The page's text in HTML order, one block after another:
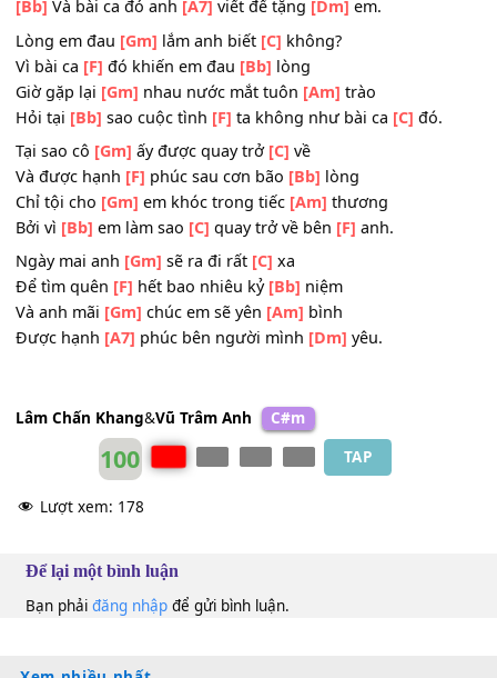
Cầu mong phương [Bb] xa em sẽ được[C]nghe
Những bài ca[A7]đó.
Người ơi xin[Dm]lỗi vì đã làm tổn
thương lòng em
[C]Ngàn lần xin lỗi cũng[F]
chẳng mang em về
Lòng em đau[Gm]lắm anh biết [C]không?
Vì bài ca[F]đó khiến em đau[Bb]lòng
Giờ gặp lại[Gm]nhau nước mắt tuôn [Am]trào
Hỏi tại[Bb]sao cuộc tình[F]ta không như bài ca
Tại sao cô[Gm]ấy được quay trở[C]về
Và được hạnh[F]phúc sau cơn bão[Bb]
Chỉ tội cho [Gm] em khóc trong tiếc [Am]
Ngày mai anh[Gm] sẽ ra đi rất[C]xa
Để tìm quên[F] hết bao nhiêu kỷ[Bb]niệm
Và anh mãi[Gm]chúc em sẽ yên[Am]bình
Được hạnh [A7]
Lâm Chấn Khang Vũ Trâm Anh